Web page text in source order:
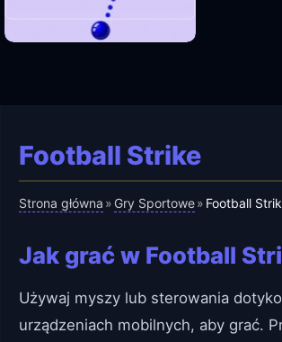
Football Strike
Strona główna » Gry Sportowe» Football
Jak grać w Football
Używaj myszy lub sterowania
urządzeniach mobilnych, aby grać.